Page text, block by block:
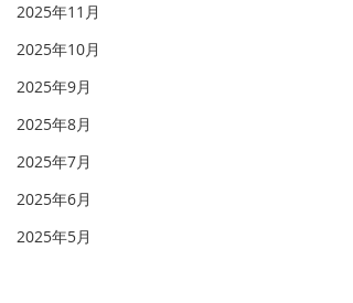
2025年11月
2025年10月
2025年9月
2025年8月
2025年7月
2025年6月
2025年5月